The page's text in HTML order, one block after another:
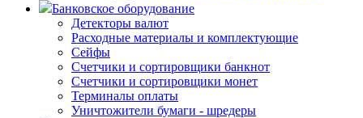
Банковское оборудование
Детекторы валют
Расходные материалы и комплектующие
Сейфы
Счетчики и сортировщики банкнот
Счетчики и сортировщики монет
Терминалы оплаты
Уничтожители бумаги - шредеры